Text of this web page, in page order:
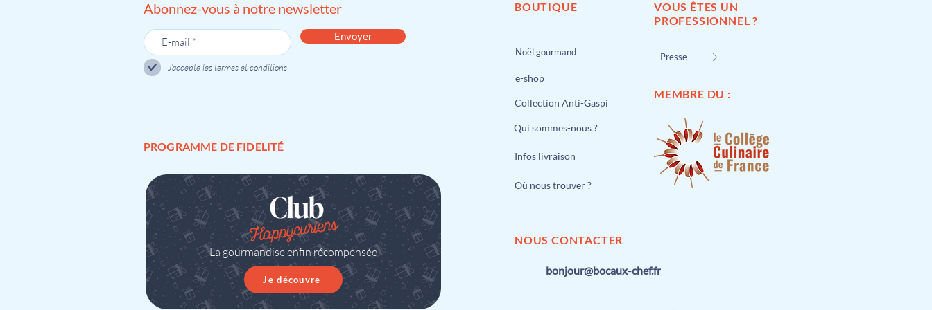
Abonnez-vous à notre newsletter
Envoyer
J’accepte les termes et conditions
PROGRAMME DE FIDELITÉ
La gourmandise enfin récompensée
Je découvre
BOUTIQUE
Noël gourmand
e-shop
Qui sommes-nous ?
Où nous trouver ?
Infos livraison
VOUS ÊTES UN
PROFESSIONNEL ?
Presse
MEMBRE DU :
Collection Anti-Gaspi
NOUS CONTACTER
bonjour@bocaux-chef.fr